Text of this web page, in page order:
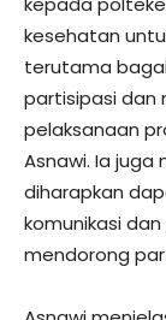
kesehatan
terutama
partisipasi dan
pelaksanaan
Asnawi. Ia
diharapkan
komunikasi
mendorong